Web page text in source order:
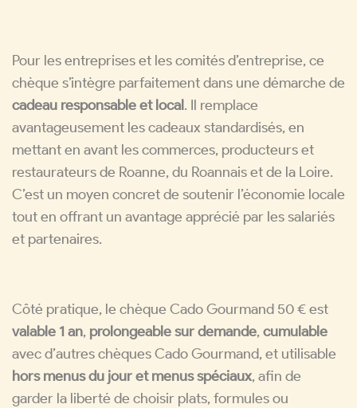
Pour les entreprises et les comités d’entreprise, ce
chèque s’intègre parfaitement dans une démarche de
cadeau responsable et local. Il remplace
avantageusement les cadeaux standardisés, en
mettant en avant les commerces, producteurs et
restaurateurs de Roanne, du Roannais et de la Loire.
C’est un moyen concret de soutenir l’économie locale
tout en offrant un avantage apprécié par les salariés
et partenaires.
Côté pratique, le chèque Cado Gourmand 50 € est
valable 1 an, prolongeable sur demande,cumulable
avec d’autres chèques Cado Gourmand, et utilisable
hors menus du jour et menus spéciaux, afin de
garder la liberté de choisir plats, formules ou